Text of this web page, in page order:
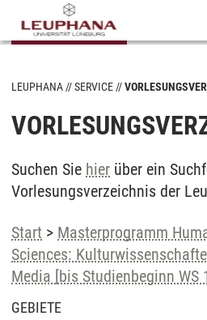
LEUPHANA SERVICE
Suchen Sie hier über ein
Vorlesungsverzeichnis der
Start > Masterprogramm
Sciences:
Media [bis Studienbeginn WS
GEBIETE